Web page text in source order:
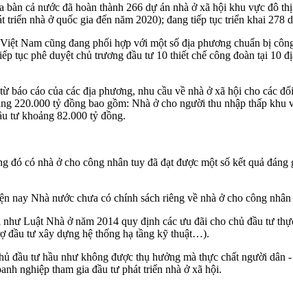
bàn cả nước đã hoàn thành 266 dự án nhà ở xã hội khu vực đô
triển nhà ở quốc gia đến năm 2020); đang tiếp tục triển khai
Nam cũng đang phối hợp với một số địa phương chuẩn bị
tục phê duyệt chủ trương đầu tư 10 thiết chế công đoàn tại
báo cáo của các địa phương, nhu cầu về nhà ở xã hội cho
220.000 tỷ đồng bao gồm: Nhà ở cho người thu nhập thấp
tư khoảng 82.000 tỷ đồng.
đó có nhà ở cho công nhân tuy đã đạt được một số kết quả
nay Nhà nước chưa có chính sách riêng về nhà ở cho công
Luật Nhà ở năm 2014 quy định các ưu đãi cho chủ đầu tư
đầu tư xây dựng hệ thống hạ tầng kỹ thuật…).
đầu tư hầu như không được thụ hưởng mà thực chất người
nghiệp tham gia đầu tư phát triển nhà ở xã hội.